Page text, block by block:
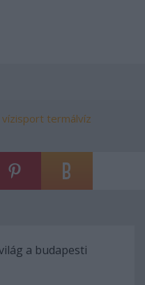
vízisport termálvíz
a budapesti